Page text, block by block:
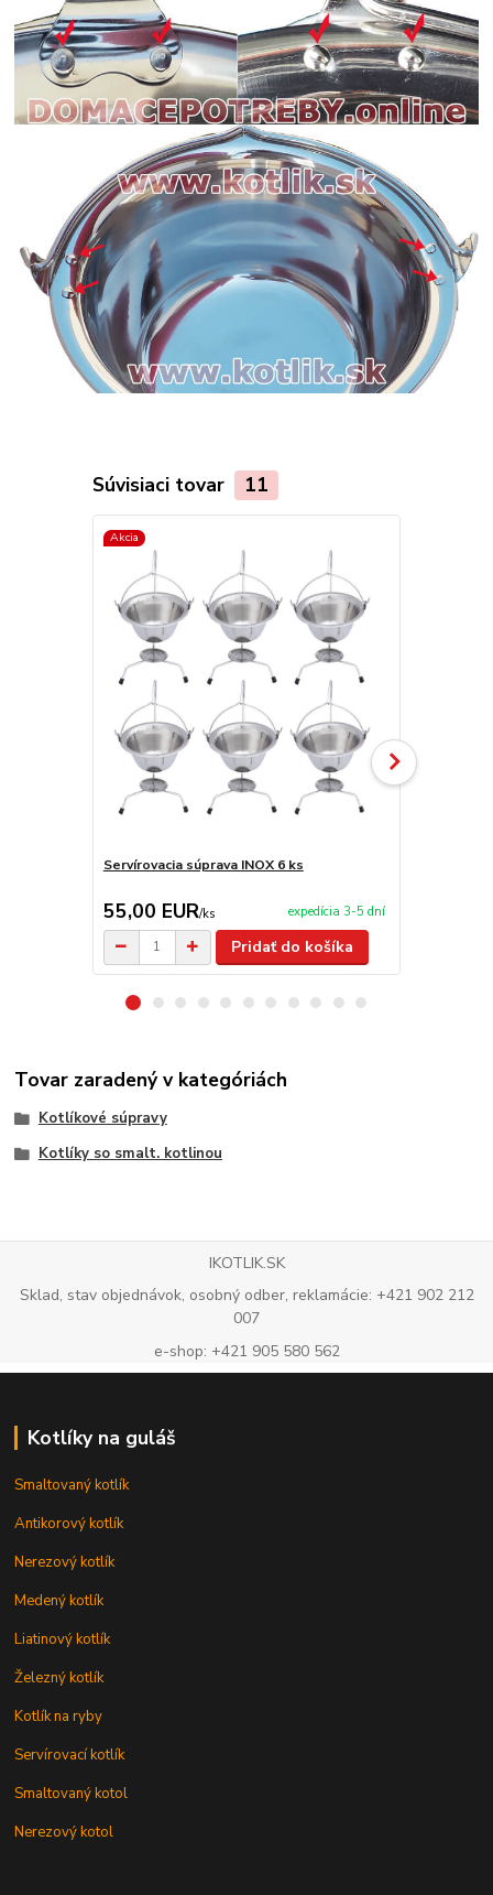
Súvisiaci tovar 11
Akcia
Servírovacia súprava INOX 6 ks
55,00 EUR/ks expedícia 3-5 dní
Pridať do košíka
Tovar zaradený v kategóriách
Kotlíkové súpravy
Kotlíky so smalt. kotlinou
IKOTLIK.SK
Sklad, stav objednávok, osobný odber, reklamácie: +421 902 212
007
e-shop: +421 905 580 562
Kotlíky na guláš
Smaltovaný kotlík
Antikorový kotlík
Nerezový kotlík
Medený kotlík
Liatinový kotlík
Železný kotlík
Kotlík na ryby
Servírovací kotlík
Smaltovaný kotol
Nerezový kotol